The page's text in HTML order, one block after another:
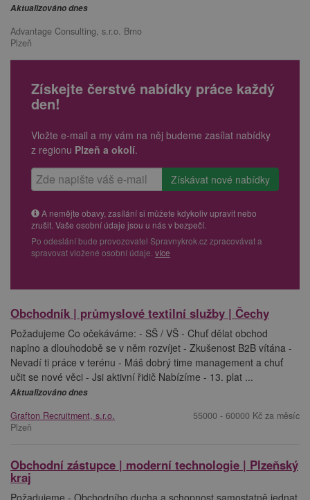
Aktualizováno dnes
Advantage Consulting, s.r.o. Brno
Plzeň
Získejte čerstvé nabídky práce každý
den!
Vložte e-mail a my vám na něj budeme zasílat nabídky
z regionu Plzeň a okolí.
A nemějte obavy, zasílání si můžete kdykoliv upravit nebo
zrušit. Vaše osobní údaje jsou u nás v bezpečí.
Po odeslání bude provozovatel Spravnykrok.cz zpracovávat a
spravovat vložené osobní údaje. více
Obchodník | průmyslové textilní služby | Čechy
Požadujeme Co očekáváme: - SŠ / VŠ - Chuť dělat obchod
naplno a dlouhodobě se v něm rozvíjet - Zkušenost B2B vítána -
Nevadí ti práce v terénu - Máš dobrý time management a chuť
učit se nové věci - Jsi aktivní řidič Nabízíme - 13. plat ...
Aktualizováno dnes
Grafton Recruitment, s.r.o.
Plzeň
55000 - 60000 Kč za měsíc
Obchodní zástupce | moderní technologie | Plzeňský
kraj